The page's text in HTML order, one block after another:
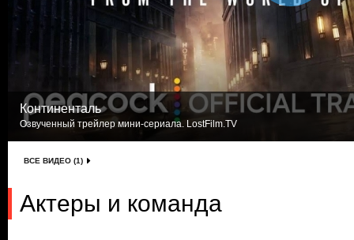
Континенталь
Озвученный трейлер мини-сериала. LostFilm.TV
ВСЕ ВИДЕО (1)
Актеры и команда